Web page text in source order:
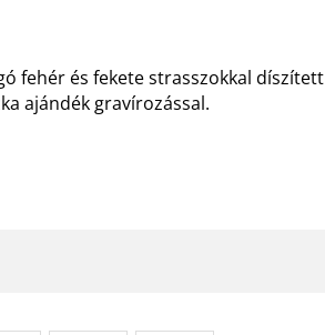
fehér és fekete strasszokkal díszített
ajándék gravírozással.